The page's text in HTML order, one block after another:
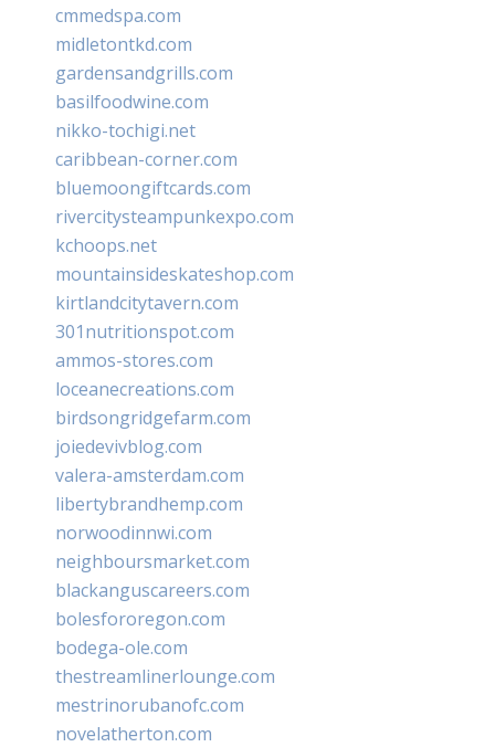
cmmedspa.com
midletontkd.com
gardensandgrills.com
basilfoodwine.com
nikko-tochigi.net
caribbean-corner.com
bluemoongiftcards.com
rivercitysteampunkexpo.com
kchoops.net
mountainsideskateshop.com
kirtlandcitytavern.com
301nutritionspot.com
ammos-stores.com
loceanecreations.com
birdsongridgefarm.com
joiedevivblog.com
valera-amsterdam.com
libertybrandhemp.com
norwoodinnwi.com
neighboursmarket.com
blackanguscareers.com
bolesfororegon.com
bodega-ole.com
thestreamlinerlounge.com
mestrinorubanofc.com
novelatherton.com